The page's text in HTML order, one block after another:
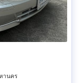
านคร